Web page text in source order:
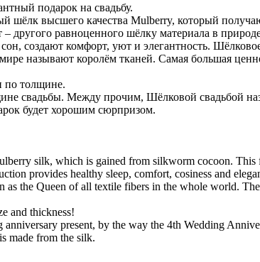
подарок на свадьбу.
шёлк высшего качества Mulberry, который
другого равноценного шёлку материала в
создают комфорт, уют и элегантность.
называют королём тканей. Самая большая
по толщине.
свадьбы. Между прочим, Шёлковой свадьбой
будет хорошим сюрпризом.
silk, which is gained from silkworm cocoon.
provides healthy sleep, comfort, cosiness and
the Queen of all textile fibers in the whole world.
and thickness!
present, by the way the 4th Wedding
made from the silk.